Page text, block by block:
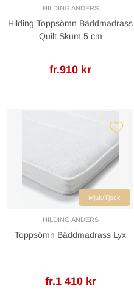
HILDING ANDERS
Hilding Toppsömn Bäddmadrass
Quilt Skum 5 cm
fr.910 kr
Mjuk/Tjock
HILDING ANDERS
Toppsömn Bäddmadrass Lyx
fr.1 410 kr